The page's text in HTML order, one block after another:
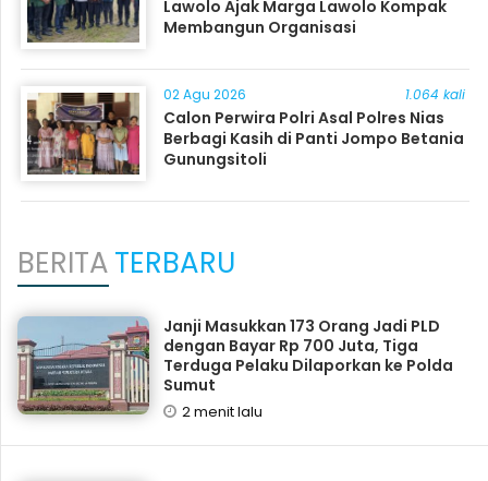
Lawolo Ajak Marga Lawolo Kompak
Membangun Organisasi
02 Agu 2026 1.064 kali
Calon Perwira Polri Asal Polres Nias
Berbagi Kasih di Panti Jompo Betania
Gunungsitoli
BERITATERBARU
Janji Masukkan 173 Orang Jadi PLD
dengan Bayar Rp 700 Juta, Tiga
Terduga Pelaku Dilaporkan ke Polda
Sumut
2 menit lalu